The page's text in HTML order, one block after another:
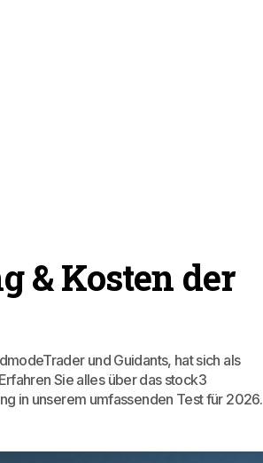
& Kosten der
und Guidants, hat sich als
Sie alles über das stock3
in unserem umfassenden Test für 2026.